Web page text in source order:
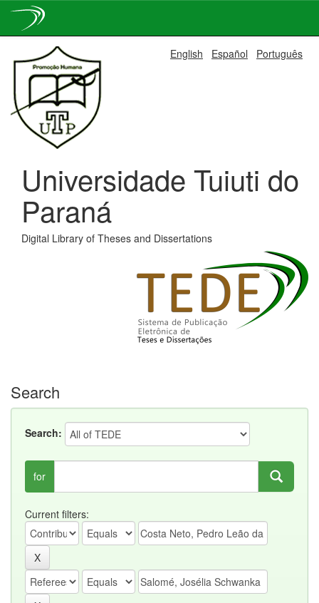
navigation
English Español Português
Universidade Tuiuti do
Paraná
Digital Library of Theses and Dissertations
Search
Search:
for
Current filters: